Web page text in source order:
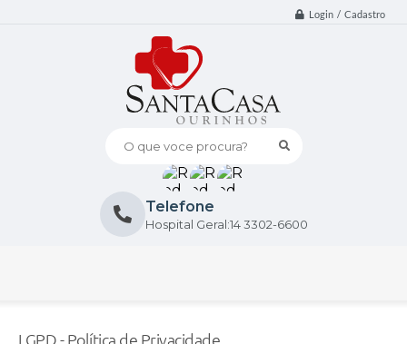
Login / Cadastro
O que voce procura?
Telefone
Hospital Geral:14 3302-6600
LGPD - Política de Privacidade